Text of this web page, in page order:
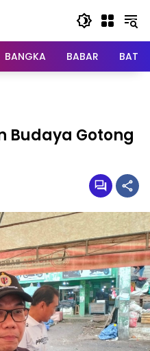
BANGKA BABAR
Budaya Gotong